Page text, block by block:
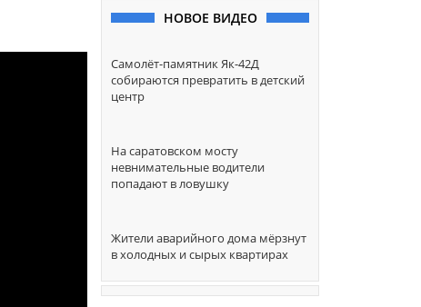
НОВОЕ ВИДЕО
Самолёт-памятник Як-42Д
собираются превратить в детский
центр
На саратовском мосту
невнимательные водители
попадают в ловушку
Жители аварийного дома мёрзнут
в холодных и сырых квартирах